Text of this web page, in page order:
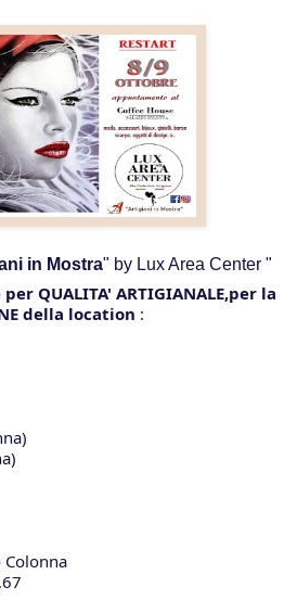
in Mostra" by Lux Area Center "
QUALITA' ARTIGIANALE,per la
della location :
Colonna